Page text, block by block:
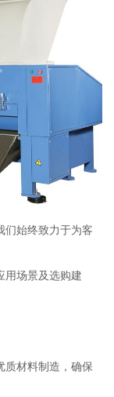
们始终致力于为客
用场景及选购建
质材料制造，确保